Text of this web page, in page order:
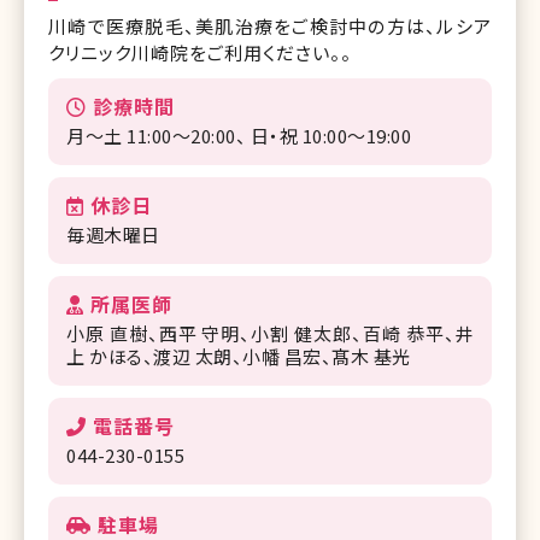
川崎で医療脱毛、美肌治療をご検討中の方は、ルシア
クリニック川崎院をご利用ください。。
診療時間
月〜土 11:00～20:00、 日・祝 10:00～19:00
休診日
毎週木曜日
所属医師
小原 直樹 西平 守明 ⼩割 健太郎 百崎 恭平 井
上 かほる 渡辺 太朗 ⼩幡 昌宏 髙木 基光
電話番号
044-230-0155
駐車場